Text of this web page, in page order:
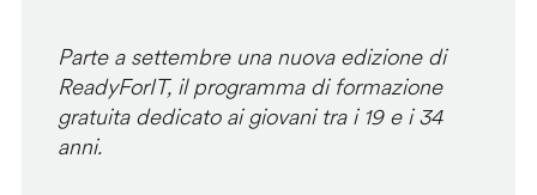
Parte a settembre una nuova edizione di
ReadyForIT, il programma di formazione
gratuita dedicato ai giovani tra i 19 e i 34
anni.